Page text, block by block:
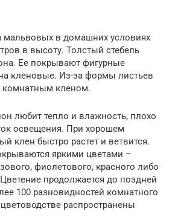
мальвовых в домашних условиях
в высоту. Толстый стебель
Ее покрывают фигурные
кленовые. Из-за формы листьев
комнатным кленом.
любит тепло и влажность, плохо
освещения. При хорошем
клен быстро растет и ветвится.
яркими цветами –
фиолетового, красного либо
продолжается до поздней
100 разновидностей комнатного
распространены